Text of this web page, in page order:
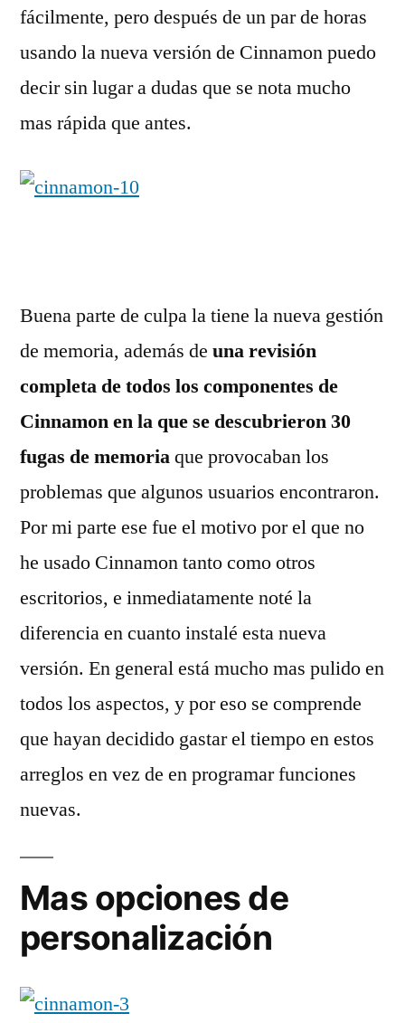
fácilmente, pero después de un par de horas
usando la nueva versión de Cinnamon puedo
decir sin lugar a dudas que se nota mucho
mas rápida que antes.
Buena parte de culpa la tiene la nueva gestión
de memoria, además de una revisión
completa de todos los componentes de
Cinnamon en la que se descubrieron 30
fugas de memoriaque provocaban los
problemas que algunos usuarios encontraron.
Por mi parte ese fue el motivo por el que no
he usado Cinnamon tanto como otros
escritorios, e inmediatamente noté la
diferencia en cuanto instalé esta nueva
versión. En general está mucho mas pulido en
todos los aspectos, y por eso se comprende
que hayan decidido gastar el tiempo en estos
arreglos en vez de en programar funciones
nuevas.
Mas opciones de
personalización